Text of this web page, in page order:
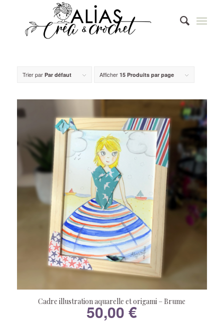
Trier par Par défaut Afficher 15 Produits par page
Cadre illustration aquarelle et origami – Brume
50,00€